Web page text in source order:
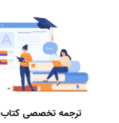
ترجمه تخصصی کتاب